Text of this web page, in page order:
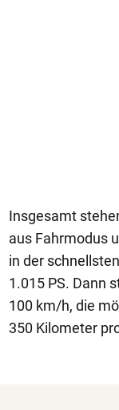
Insgesamt
aus Fahrmodus
in der
1.015 PS. Dann
100 km/h, die
350 Kilometer